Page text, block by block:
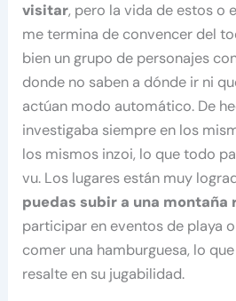
visitar, pero la vida de estos o
me termina de convencer del
bien un grupo de personajes
donde no saben a dónde ir ni
actúan modo automático. De
investigaba siempre en los
los mismos inzoi, lo que todo
vu. Los lugares están muy
puedas subir a una montaña
participar en eventos de playa
comer una hamburguesa, lo
resalte en su jugabilidad.